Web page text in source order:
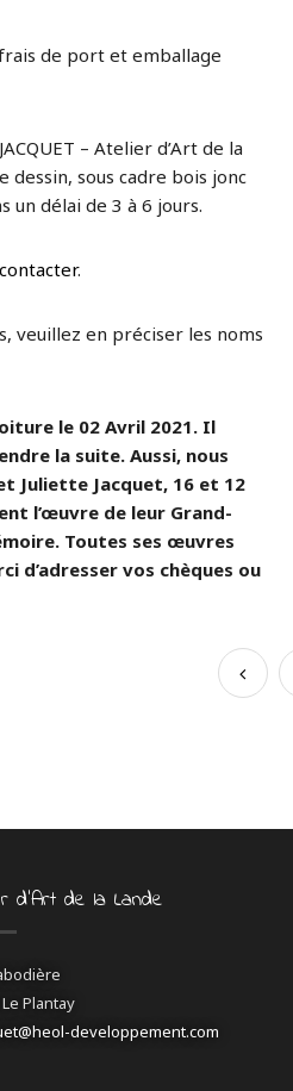
de port et emballage
– Atelier d’Art de la
dessin, sous cadre bois jonc
un délai de 3 à 6 jours.
.
veuillez en préciser les noms
le 02 Avril 2021. Il
la suite. Aussi, nous
Juliette Jacquet, 16 et 12
l’œuvre de leur Grand-
Toutes ses œuvres
d’adresser vos chèques ou
d’Art de la Lande
Plantay
developpement.com